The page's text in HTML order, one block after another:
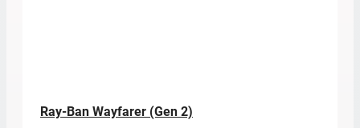
Ray-Ban Wayfarer (Gen 2)